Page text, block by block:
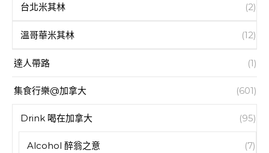
台北米其林 (2)
溫哥華米其林 (12)
達人帶路 (1)
集食行樂@加拿大 (601)
Drink 喝在加拿大 (95)
Alcohol 醉翁之意 (7)